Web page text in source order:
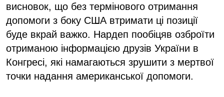
висновок, що без термінового отримання
допомоги з боку США втримати ці позиції
буде вкрай важко. Нардеп пообіцяв озброїти
отриманою інформацією друзів України в
Конгресі, які намагаються зрушити з мертвої
точки надання американської допомоги.